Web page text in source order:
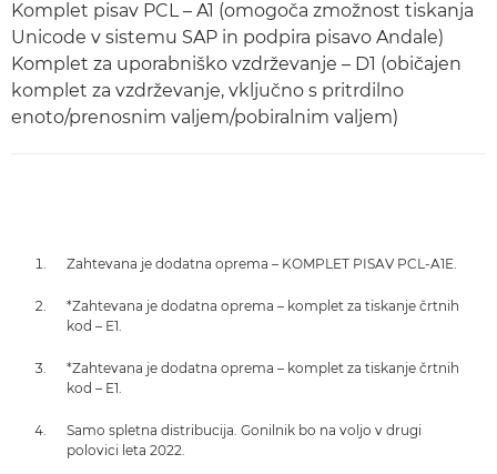
Komplet pisav PCL – A1 (omogoča zmožnost tiskanja
Unicode v sistemu SAP in podpira pisavo Andale)
Komplet za uporabniško vzdrževanje – D1 (običajen
komplet za vzdrževanje, vključno s pritrdilno
enoto/prenosnim valjem/pobiralnim valjem)
Zahtevana je dodatna oprema – KOMPLET PISAV PCL-A1E.
*Zahtevana je dodatna oprema – komplet za tiskanje črtnih
kod – E1.
*Zahtevana je dodatna oprema – komplet za tiskanje črtnih
kod – E1.
Samo spletna distribucija. Gonilnik bo na voljo v drugi
polovici leta 2022.